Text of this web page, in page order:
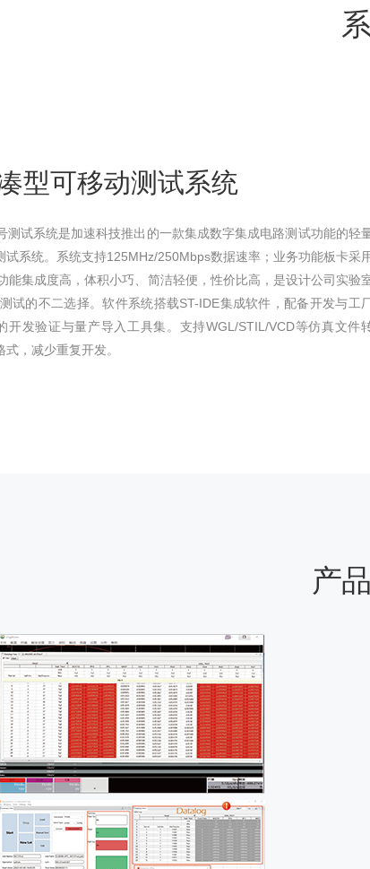
型可移动测试系统
测试系统是加速科技推出的一款集成数字集成电路测试功能的轻
试系统。系统支持125MHz/250Mbps数据速率；业务功能板卡采
能集成度高，体积小巧、简洁轻便，性价比高，是设计公司实验
试的不二选择。软件系统搭载ST-IDE集成软件，配备开发与工
开发验证与量产导入工具集。支持WGL/STIL/VCD等仿真文件
，减少重复开发。
产